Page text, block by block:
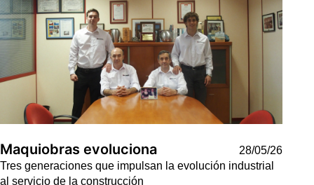
Maquiobras evoluciona
28/05/26
Tres generaciones que impulsan la evolución industrial
al servicio de la construcción